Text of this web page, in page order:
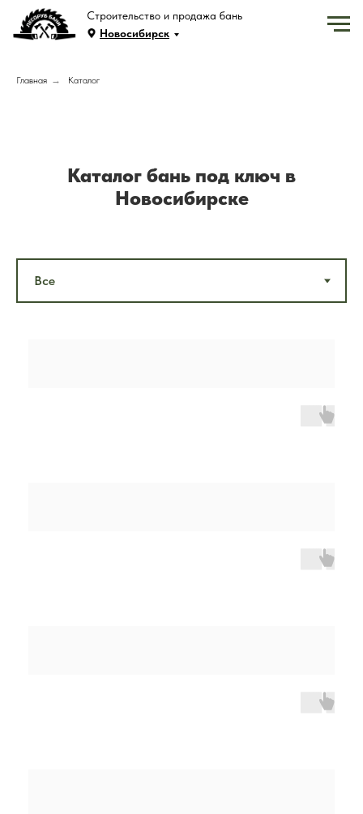
Строительство и продажа бань
Новосибирск
Главная → Каталог
Каталог бань под ключ в
Новосибирске